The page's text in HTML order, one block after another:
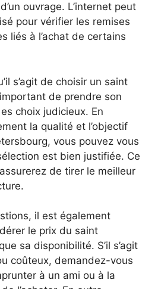
ouvrage. L’internet peut
pour vérifier les remises
liés à l’achat de certains
s’agit de choisir un saint
de prendre son
choix judicieux. En
la qualité et l’objectif
vous pouvez vous
est bien justifiée. Ce
de tirer le meilleur
il est également
le prix du saint
sa disponibilité. S’il s’agit
coûteux, demandez-vous
à un ami ou à la